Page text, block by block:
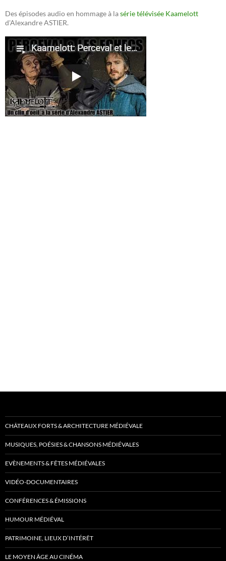
Des épisodes audio en hommage à lasérie télévisée Kaamelott
d'Alexandre ASTIER.
CHÂTEAUX FORTS & ARCHITECTURE MÉDIÉVALE
MUSIQUES, POÉSIES & CHANSONS MÉDIÉVALES
EVÈNEMENTS & FÊTES MÉDIÉVALES
VIDÉO-DOCUMENTAIRES
CONFÉRENCES & ÉMISSIONS
HUMOUR MÉDIÉVAL
PATRIMOINE, LIEUX D’INTÉRÊT
LE MOYEN ÂGE AU CINÉMA